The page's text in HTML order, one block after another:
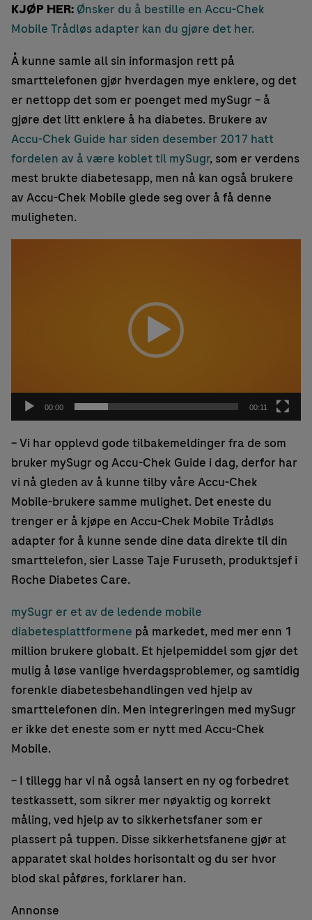
KJØP HER: Ønsker du å bestille en Accu-Chek
Mobile Trådløs adapter kan du gjøre det her.
Å kunne samle all sin informasjon rett på
smarttelefonen gjør hverdagen mye enklere, og det
er nettopp det som er poenget med mySugr – å
gjøre det litt enklere å ha diabetes. Brukere av
Accu-Chek Guide har siden desember 2017 hatt
fordelen av å være koblet til mySugr, som er verdens
mest brukte diabetesapp, men nå kan også brukere
av Accu-Chek Mobile glede seg over å få denne
muligheten.
00:00 00:11
– Vi har opplevd gode tilbakemeldinger fra de som
bruker mySugr og Accu-Chek Guide i dag, derfor har
vi nå gleden av å kunne tilby våre Accu-Chek
Mobile-brukere samme mulighet. Det eneste du
trenger er å kjøpe en Accu-Chek Mobile Trådløs
adapter for å kunne sende dine data direkte til din
smarttelefon, sier Lasse Taje Furuseth, produktsjef i
Roche Diabetes Care.
mySugr er et av de ledende mobile
diabetesplattformene på markedet, med mer enn 1
million brukere globalt. Et hjelpemiddel som gjør det
mulig å løse vanlige hverdagsproblemer, og samtidig
forenkle diabetesbehandlingen ved hjelp av
smarttelefonen din. Men integreringen med mySugr
er ikke det eneste som er nytt med Accu-Chek
Mobile.
– I tillegg har vi nå også lansert en ny og forbedret
testkassett, som sikrer mer nøyaktig og korrekt
måling, ved hjelp av to sikkerhetsfaner som er
plassert på tuppen. Disse sikkerhetsfanene gjør at
apparatet skal holdes horisontalt og du ser hvor
blod skal påføres, forklarer han.
Annonse